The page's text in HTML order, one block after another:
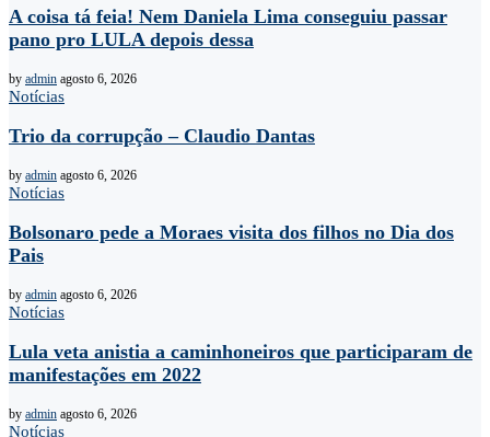
A coisa tá feia! Nem Daniela Lima conseguiu passar
pano pro LULA depois dessa
by admin agosto 6, 2026
Notícias
Trio da corrupção – Claudio Dantas
by admin agosto 6, 2026
Notícias
Bolsonaro pede a Moraes visita dos filhos no Dia dos
Pais
by admin agosto 6, 2026
Notícias
Lula veta anistia a caminhoneiros que participaram de
manifestações em 2022
by admin agosto 6, 2026
Notícias